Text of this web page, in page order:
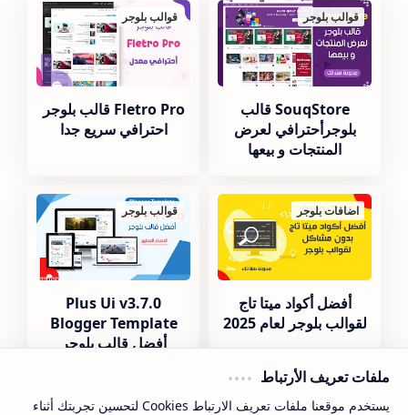
قوالب بلوجر
SouqStore قالب
بلوجرأحترافي لعرض
المنتجات و بيعها
قوالب بلوجر
Fletro Pro قالب بلوجر
احترافي سريع جدا
اضافات بلوجر
أفضل أكواد ميتا تاج
لقوالب بلوجر لعام 2025
قوالب بلوجر
Plus Ui v3.7.0
Blogger Template
أفضل قالب بلوجر
اضافات اضافات بلوجر
ملفات تعريف الأرتباط
يستخدم موقعنا ملفات تعريف الارتباط Cookies لتحسين تجربتك أثناء